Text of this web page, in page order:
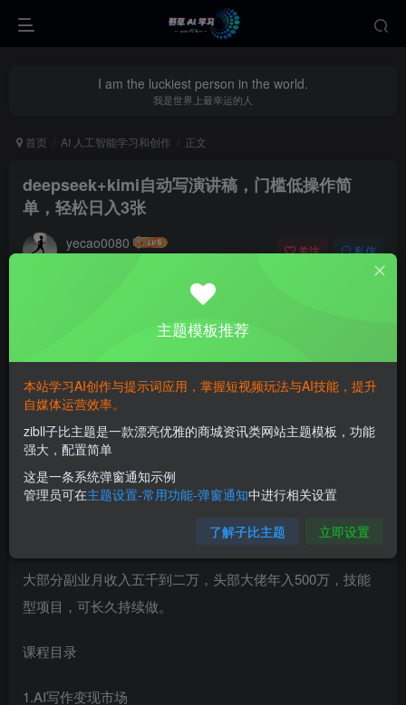
I am the luckiest person in the world.
我是世界上最幸运的人
首页 AI 人工智能学习和创作 正文
deepseek+kimi自动写演讲稿，门槛低操作简
单，轻松日入3张
yecao0080 关注 私信
AI工具，通过高级复杂指令，写出客户需要的各类文章、演
讲稿、毕业论文等。
全程AI操作，人工辅助，是一个半自动搬砖项目。
复杂的文章需要多次发送指令，单子越复杂，客单价越高，
有的几千，少的几十到几百不等。
大部分副业月收入五千到二万，头部大佬年入500万，技能
型项目，可长久持续做。
课程目录
1.AI写作变现市场
主题模板推荐
本站学习AI创作与提示词应用，掌握短视频玩法与AI技能，提升
自媒体运营效率。
zibll子比主题是一款漂亮优雅的商城资讯类网站主题模板，功能
强大，配置简单
这是一条系统弹窗通知示例
管理员可在主题设置-常用功能-弹窗通知中进行相关设置
了解子比主题 立即设置